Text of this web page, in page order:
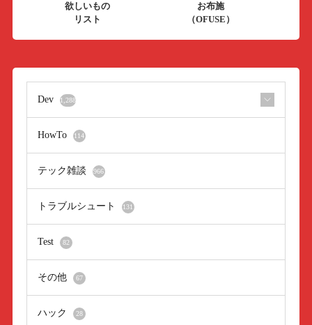
欲しいもの
リスト
お布施
（OFUSE）
Dev 1,288
HowTo 114
テック雑談 966
トラブルシュート 131
Test 82
その他 67
ハック 28